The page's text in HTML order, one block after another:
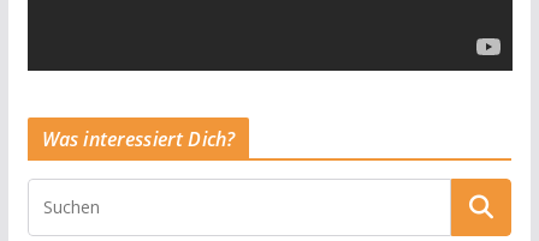
Was interessiert Dich?